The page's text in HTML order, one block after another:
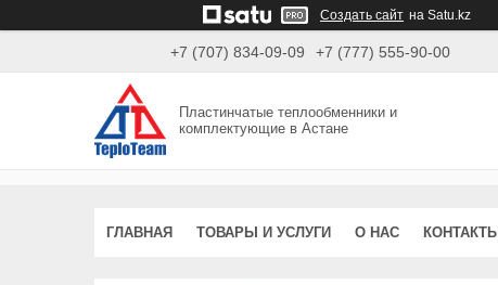
Создать сайт на Satu.kz
+7 (707) 834-09-09 +7 (777) 555-90-00
Пластинчатые теплообменники и
комплектующие в Астане
ГЛАВНАЯ ТОВАРЫ И УСЛУГИ О НАС КОНТАКТЫ